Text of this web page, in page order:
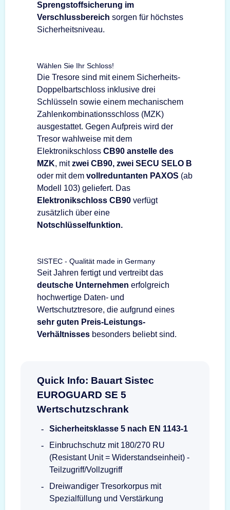
Sprengstoffsicherung im
Verschlussbereich sorgen für höchstes
Sicherheitsniveau.
Wählen Sie Ihr Schloss!
Die Tresore sind mit einem Sicherheits-
Doppelbartschloss inklusive drei
Schlüsseln sowie einem mechanischem
Zahlenkombinationsschloss (MZK)
ausgestattet. Gegen Aufpreis wird der
Tresor wahlweise mit dem
Elektronikschloss CB90 anstelle des
MZK, mitzwei CB90, zwei SECU SELO B
oder mit dem vollreduntanten PAXOS (ab
Modell 103) geliefert. Das
Elektronikschloss CB90 verfügt
zusätzlich über eine
Notschlüsselfunktion.
SISTEC - Qualität made in Germany
Seit Jahren fertigt und vertreibt das
deutsche Unternehmen erfolgreich
hochwertige Daten- und
Wertschutztresore, die aufgrund eines
sehr guten Preis-Leistungs-
Verhältnisses besonders beliebt sind.
Quick Info: Bauart Sistec
EUROGUARD SE 5
Wertschutzschrank
Sicherheitsklasse 5 nach EN 1143-1
Einbruchschutz mit 180/270 RU
(Resistant Unit = Widerstandseinheit) -
Teilzugriff/Vollzugriff
Dreiwandiger Tresorkorpus mit
Spezialfüllung und Verstärkung